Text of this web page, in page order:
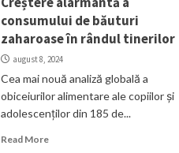
consumului de băuturi
zaharoase în rândul tinerilor
august 8, 2024
Cea mai nouă analiză globală a
obiceiurilor alimentare ale copiilor și
adolescenților din 185 de...
Read More